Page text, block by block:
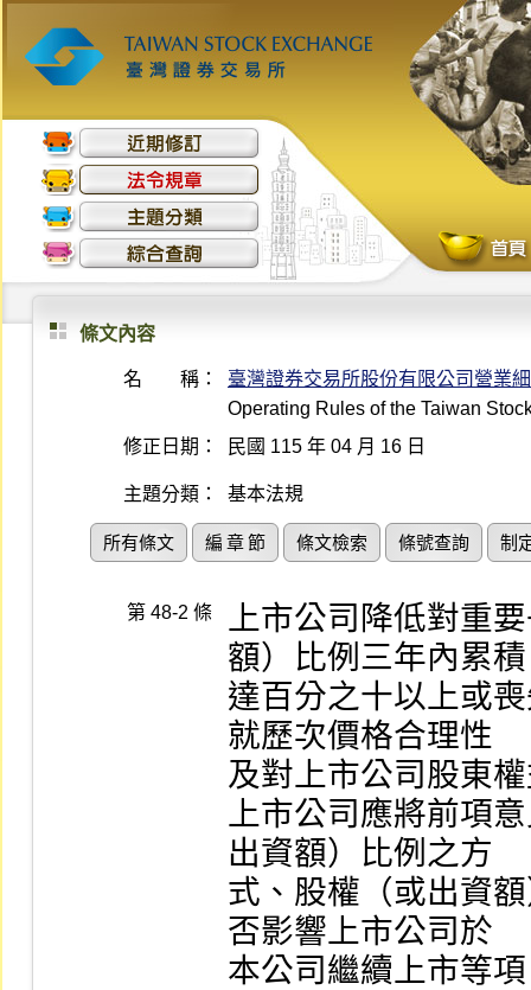
條文內容
名 稱：
臺灣證券交易所股份有限公司營業
Operating Rules of the Taiwan
修正日期：
民國 115 年 04 月 16 日
主題分類： 基本法規
所有條文 編 章 節 條文檢索 條號查詢 制
第 48-2 條
上市公司降低對重
額）比例三年內累積
達百分之十以上或
就歷次價格合理性
及對上市公司股東
上市公司應將前項
出資額）比例之方
式、股權（或出資
否影響上市公司於
本公司繼續上市等